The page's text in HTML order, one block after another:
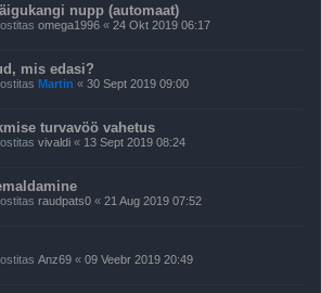
nupp (automaat)
omega1996 « 24 Okt 2019 06:17
mis edasi?
Martin « 30 Sept 2019 09:00
turvavöö vahetus
vivaldi « 13 Sept 2019 08:24
raudpats0 « 21 Aug 2019 07:52
Anz69 « 09 Veebr 2019 20:49